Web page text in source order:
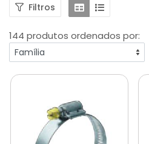
Filtros
144 produtos ordenados por: